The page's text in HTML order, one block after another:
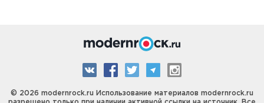
© 2026 modernrock.ru Использование материалов modernrock.ru